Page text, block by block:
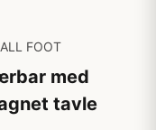
FOOT
med
tavle